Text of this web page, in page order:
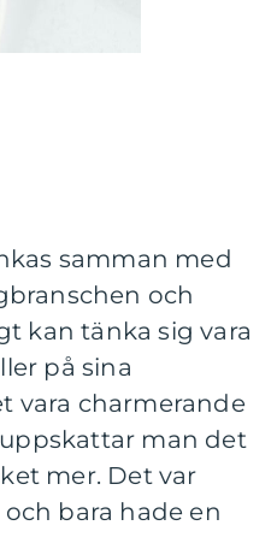
samman med
och
kan tänka sig vara
på sina
vara charmerande
man det
mer. Det var
bara hade en